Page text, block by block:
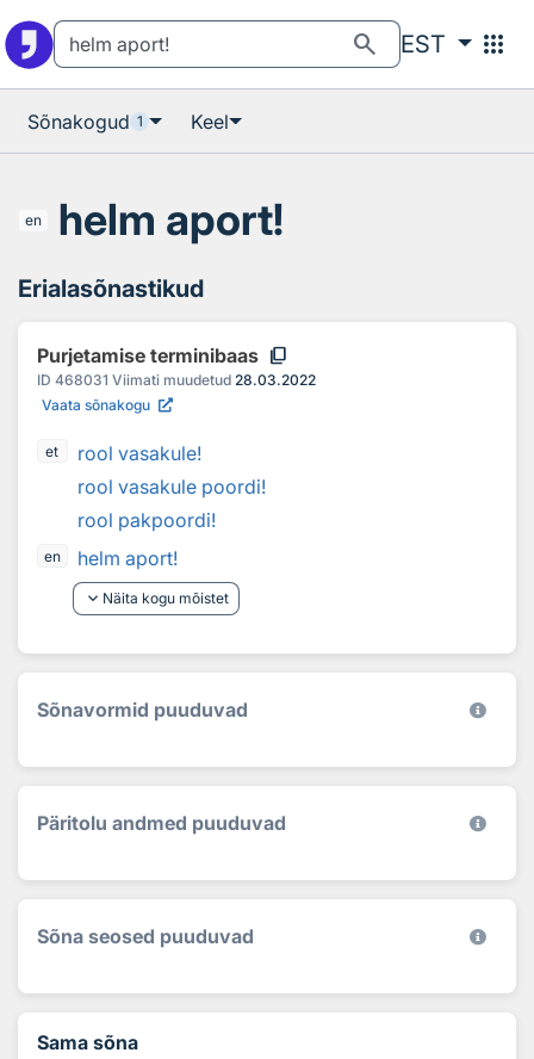
search EST apps
Sõnakogud 1 Keel
en helm aport!
Erialasõnastikud
Purjetamise terminibaas content_copy
ID 468031 Viimati muudetud 28.03.2022
Vaata sõnakogu
et
rool vasakule!
rool vasakule poordi!
rool pakpoordi!
en
helm aport!
keyboard_arrow_down Näita kogu mõistet
Sõnavormid puuduvad
Päritolu andmed puuduvad
Sõna seosed puuduvad
Sama sõna